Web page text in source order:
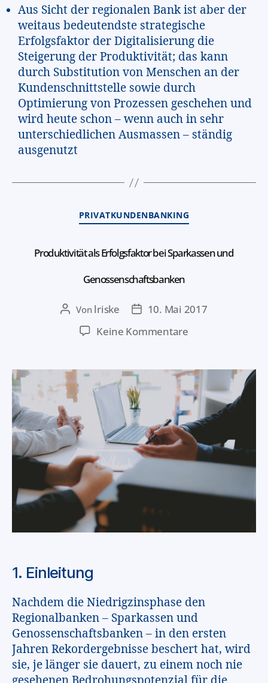
Aus Sicht der regionalen Bank ist aber der
weitaus bedeutendste strategische
Erfolgsfaktor der Digitalisierung die
Steigerung der Produktivität; das kann
durch Substitution von Menschen an der
Kundenschnittstelle sowie durch
Optimierung von Prozessen geschehen und
wird heute schon – wenn auch in sehr
unterschiedlichen Ausmassen – ständig
ausgenutzt
PRIVATKUNDENBANKING
Produktivität als Erfolgsfaktor bei Sparkassen und
Genossenschaftsbanken
Von lriske
10. Mai 2017
Keine Kommentare
1. Einleitung
Nachdem die Niedrigzinsphase den
Regionalbanken – Sparkassen und
Genossenschaftsbanken – in den ersten
Jahren Rekordergebnisse beschert hat, wird
sie, je länger sie dauert, zu einem noch nie